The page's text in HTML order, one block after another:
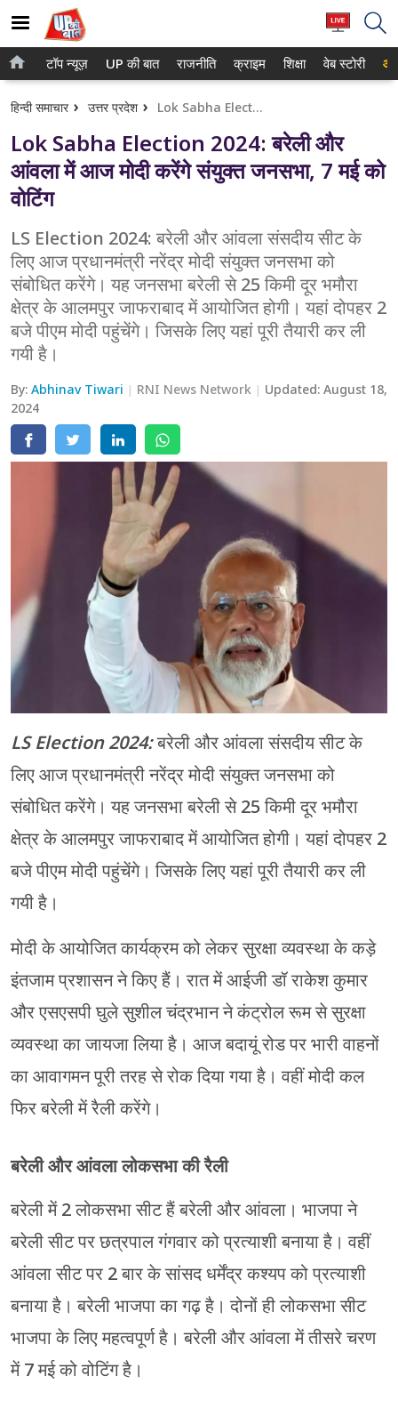
होम
टॉप न्यूज़
UP की बात
राजनीति
क्राइम
शिक्षा
वेब स्टोरी
टॉप न्यूज़ UP की बात राजनीति क्राइम शिक्षा वेब स्टोरी
हिन्दी समाचार उत्तर प्रदेश Lok Sabha Election 2024: बरेली और आंवला में आज मोदी करेंगे संयुक्त जनसभा, 7 मई को वोटिंग
Lok Sabha Election 2024: बरेली और
आंवला में आज मोदी करेंगे संयुक्त जनसभा, 7 मई को
वोटिंग
LS Election 2024: बरेली और आंवला संसदीय सीट के
लिए आज प्रधानमंत्री नरेंद्र मोदी संयुक्त जनसभा को
संबोधित करेंगे। यह जनसभा बरेली से 25 किमी दूर भमौरा
क्षेत्र के आलमपुर जाफराबाद में आयोजित होगी। यहां दोपहर 2
बजे पीएम मोदी पहुंचेंगे। जिसके लिए यहां पूरी तैयारी कर ली
गयी है।
By:Abhinav Tiwari RNI News Network Updated:August 18,
2024
LS Election 2024:बरेली और आंवला संसदीय सीट के
लिए आज प्रधानमंत्री नरेंद्र मोदी संयुक्त जनसभा को
संबोधित करेंगे। यह जनसभा बरेली से 25 किमी दूर भमौरा
क्षेत्र के आलमपुर जाफराबाद में आयोजित होगी। यहां दोपहर 2
बजे पीएम मोदी पहुंचेंगे। जिसके लिए यहां पूरी तैयारी कर ली
गयी है।
मोदी के आयोजित कार्यक्रम को लेकर सुरक्षा व्यवस्था के कड़े
इंतजाम प्रशासन ने किए हैं। रात में आईजी डॉ राकेश कुमार
और एसएसपी घुले सुशील चंद्रभान ने कंट्रोल रूम से सुरक्षा
व्यवस्था का जायजा लिया है। आज बदायूं रोड पर भारी वाहनों
का आवागमन पूरी तरह से रोक दिया गया है। वहीं मोदी कल
फिर बरेली में रैली करेंगे।
बरेली और आंवला लोकसभा की रैली
बरेली में 2 लोकसभा सीट हैं बरेली और आंवला। भाजपा ने
बरेली सीट पर छत्रपाल गंगवार को प्रत्याशी बनाया है। वहीं
आंवला सीट पर 2 बार के सांसद धर्मेंद्र कश्यप को प्रत्याशी
बनाया है। बरेली भाजपा का गढ़ है। दोनों ही लोकसभा सीट
भाजपा के लिए महत्वपूर्ण है। बरेली और आंवला में तीसरे चरण
में 7 मई को वोटिंग है।
गाजियाबाद
लखनऊ
कानपुर
वाराणसी
आगरा
अयोध्या
अलीगढ़
मथुरा
मेरठ
प्रयागराज
रामपुर